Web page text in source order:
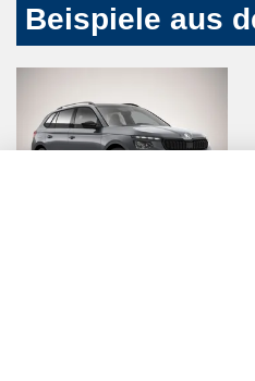
Beispiele aus